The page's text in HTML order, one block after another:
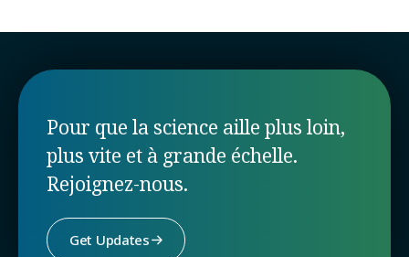
Pour que la science aille plus loin,
plus vite et à grande échelle.
Rejoignez-nous.
Get Updates